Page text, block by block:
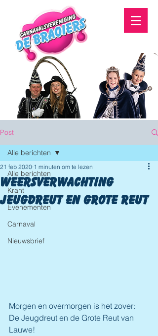
Post
Alle berichten
Krant
Evenementen
Carnaval
Nieuwsbrief
Alle berichten
Weersverwachting
jeugdreut en grote reut
21 feb 2020 1 minuten om te lezen
Morgen en overmorgen is het zover:
De Jeugdreut en de Grote Reut van
Lauwe!